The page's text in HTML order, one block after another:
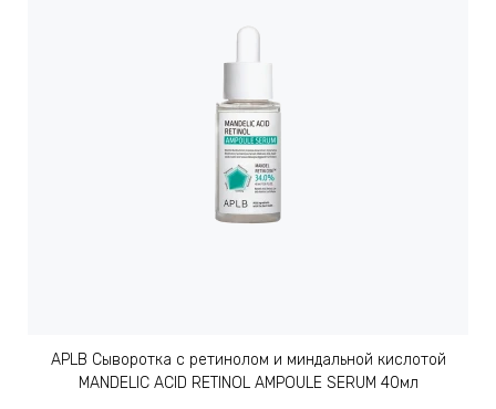
APLB Сыворотка с ретинолом и миндальной кислотой
MANDELIC ACID RETINOL AMPOULE SERUM 40мл